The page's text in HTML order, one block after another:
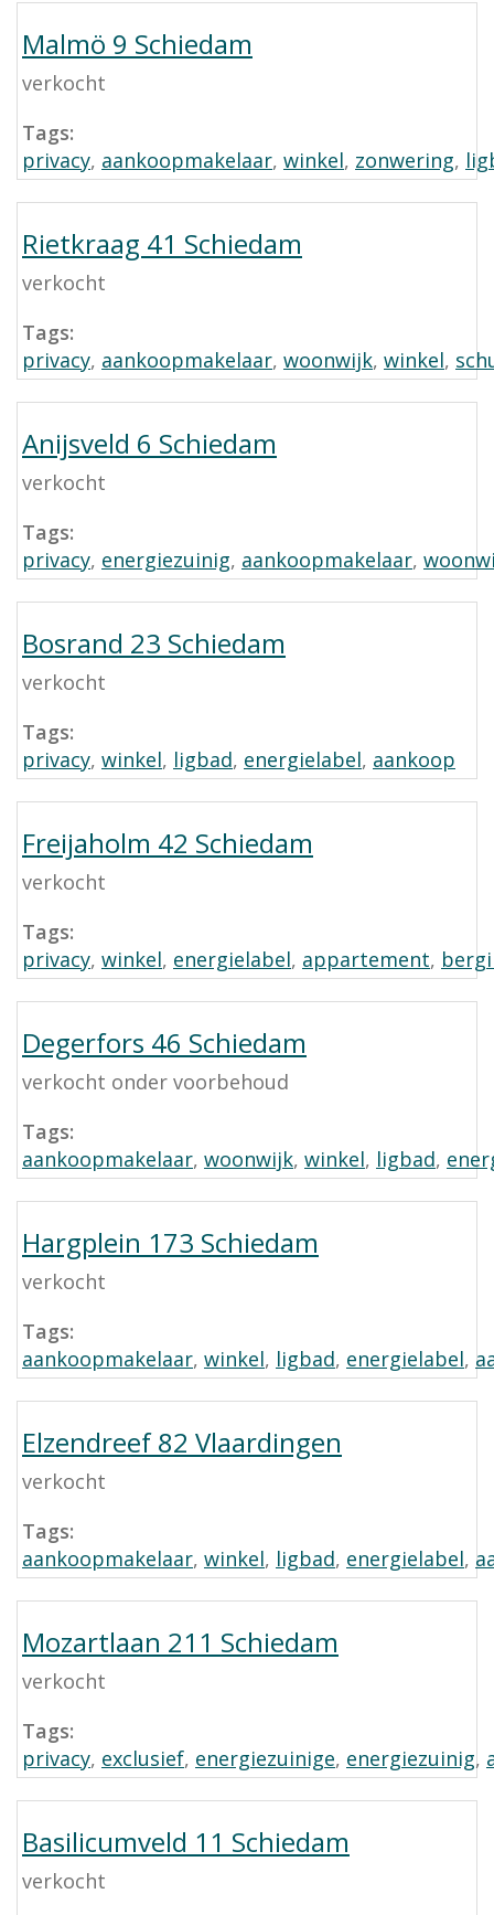
Malmö 9 Schiedam
verkocht
Tags:
privacy, aankoopmakelaar, winkel, zonwering,
Rietkraag 41 Schiedam
verkocht
Tags:
privacy, aankoopmakelaar, woonwijk, winkel,
Anijsveld 6 Schiedam
verkocht
Tags:
privacy, energiezuinig, aankoopmakelaar,
Bosrand 23 Schiedam
verkocht
Tags:
privacy, winkel, ligbad, energielabel, aankoop
Freijaholm 42 Schiedam
verkocht
Tags:
privacy, winkel, energielabel, appartement,
Degerfors 46 Schiedam
verkocht onder voorbehoud
Tags:
aankoopmakelaar, woonwijk, winkel, ligbad,
Hargplein 173 Schiedam
verkocht
Tags:
aankoopmakelaar, winkel, ligbad, energielabel,
Elzendreef 82 Vlaardingen
verkocht
Tags:
aankoopmakelaar, winkel, ligbad, energielabel,
Mozartlaan 211 Schiedam
verkocht
Tags:
privacy, exclusief, energiezuinige, energiezuinig,
Basilicumveld 11 Schiedam
verkocht